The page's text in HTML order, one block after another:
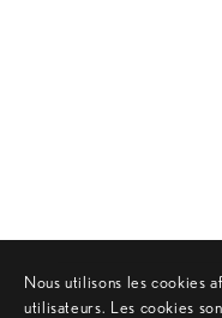
Nous utilisons les cookies
utilisateurs. Les cookies